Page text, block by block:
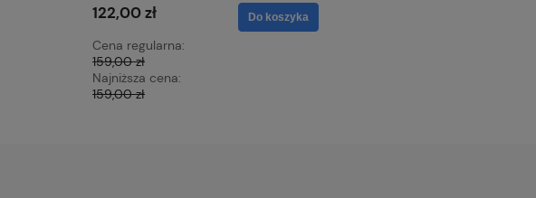
122,00 zł
Cena regularna:
159,00 zł
Najniższa cena:
159,00 zł
Do koszyka